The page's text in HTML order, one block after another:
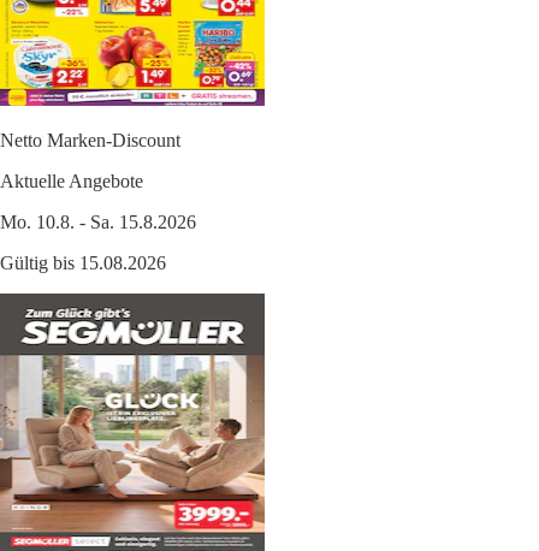
Netto Marken-Discount
Aktuelle Angebote
Mo. 10.8. - Sa. 15.8.2026
Gültig bis 15.08.2026